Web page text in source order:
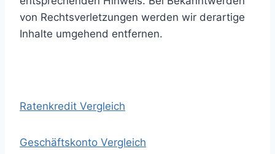
von Rechtsverletzungen werden wir derartige
Inhalte umgehend entfernen.
Ratenkredit Vergleich
Geschäftskonto Vergleich